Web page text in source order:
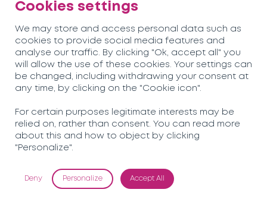
Équipe Carrières
Soreco© 2026
Politique de confidentialité
Mentions légales
Cookies settings
We may store and access personal data such as
cookies to provide social media features and
analyse our traffic. By clicking "Ok, accept all" you
will allow the use of these cookies. Your settings can
be changed, including withdrawing your consent at
any time, by clicking on the "Cookie icon".
For certain purposes legitimate interests may be
relied on, rather than consent. You can read more
about this and how to object by clicking
"Personalize".
Deny Personalize Accept All